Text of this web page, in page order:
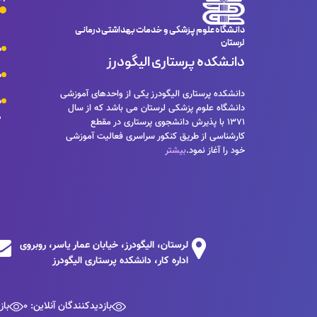
دانشگاه علوم پزشکی و خدمات بهداشتی درمانی
لرستان
دانشکده پرستاری الیگودرز
دانشکده پرستاری الیگودرز یکی از واحدهای آموزشی
دانشگاه علوم پزشکی لرستان می باشد که از سال
1371 با پذیرش دانشجوی پرستاری در مقطع
کارشناسی از طریق کنکور سراسری فعالیت آموزشی
خود را آغاز نمود.بیشتر
لرستان، الیگودرز، خیابان عمار یاسر، روبروی
اداره کار، دانشکده پرستاری الیگودرز
بازدیدکنندگان آنلاین: 0